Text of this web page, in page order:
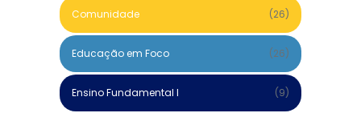
Comunidade (26)
Educação em Foco (26)
Ensino Fundamental I (9)